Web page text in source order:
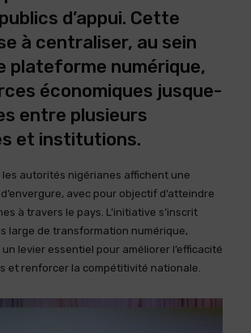
d’appui. Cette
à centraliser, au sein
plateforme numérique,
économiques jusque-
entre plusieurs
et institutions.
autorités nigérianes affichent une
avec pour objectif d’atteindre
à travers le pays. L’initiative s’inscrit
large de transformation numérique,
levier essentiel pour améliorer l’efficacité
et renforcer la compétitivité nationale.